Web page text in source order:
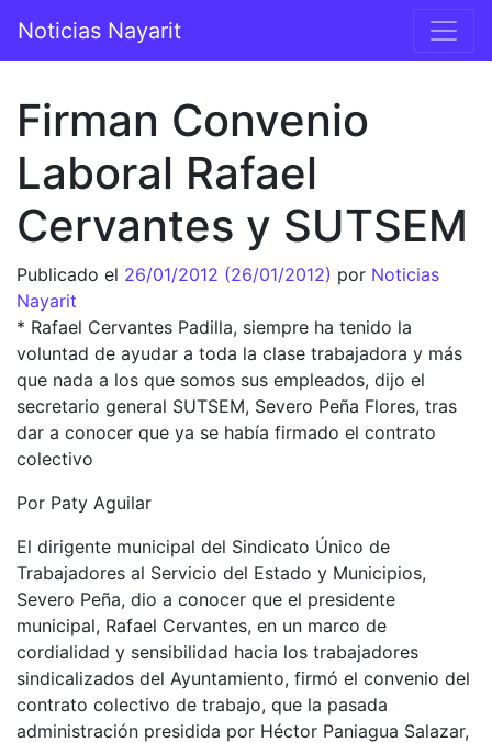
Navegación principal
Noticias Nayarit
Firman Convenio
Laboral Rafael
Cervantes y SUTSEM
Publicado el 26/01/2012 (26/01/2012) por Noticias
Nayarit
* Rafael Cervantes Padilla, siempre ha tenido la
voluntad de ayudar a toda la clase trabajadora y más
que nada a los que somos sus empleados, dijo el
secretario general SUTSEM, Severo Peña Flores, tras
dar a conocer que ya se había firmado el contrato
colectivo
Por Paty Aguilar
El dirigente municipal del Sindicato Único de
Trabajadores al Servicio del Estado y Municipios,
Severo Peña, dio a conocer que el presidente
municipal, Rafael Cervantes, en un marco de
cordialidad y sensibilidad hacia los trabajadores
sindicalizados del Ayuntamiento, firmó el convenio del
contrato colectivo de trabajo, que la pasada
administración presidida por Héctor Paniagua Salazar,